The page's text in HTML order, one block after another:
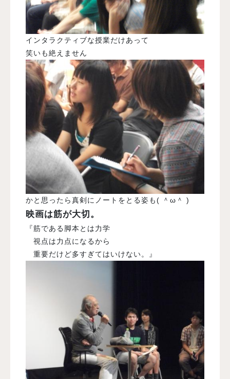
インタラクティブな授業だけあって
笑いも絶えません
かと思ったら真剣にノートをとる姿も( ＾ω＾ )
映画は筋が大切。
『筋である脚本とは力学
視点は力点になるから
重要だけど多すぎてはいけない。』